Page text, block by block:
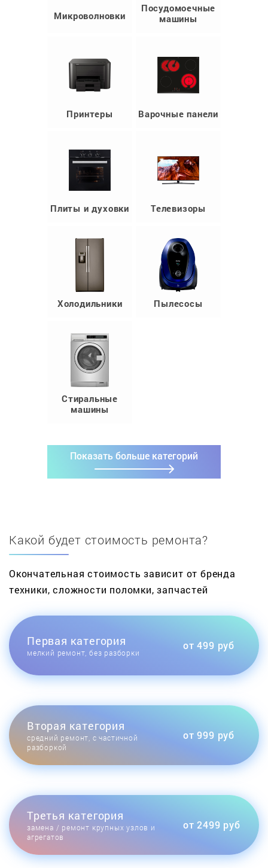
Микроволновки
Посудомоечные
машины
Принтеры Варочные панели
Плиты и духовки Телевизоры
Холодильники Пылесосы
Стиральные
машины
Показать больше категорий
Какой будет стоимость ремонта?
Окончательная стоимость зависит от бренда
техники, сложности поломки, запчастей
Первая категория
мелкий ремонт, без разборки
от 499 руб
Вторая категория
средний ремонт, с частичной
разборкой
от 999 руб
Третья категория
замена / ремонт крупных узлов и
агрегатов
от 2499 руб